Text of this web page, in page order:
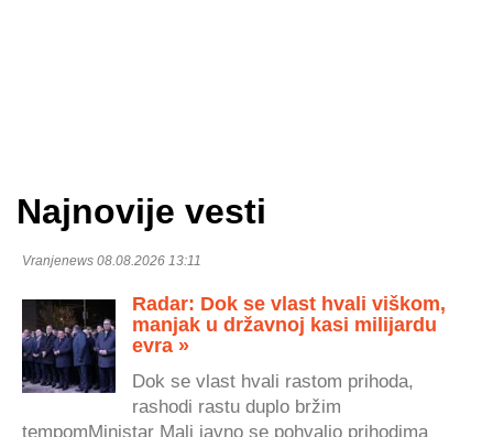
Najnovije vesti
Vranjenews 08.08.2026 13:11
Radar: Dok se vlast hvali viškom,
manjak u državnoj kasi milijardu
evra »
Dok se vlast hvali rastom prihoda,
rashodi rastu duplo bržim
tempomMinistar Mali javno se pohvalio prihodima